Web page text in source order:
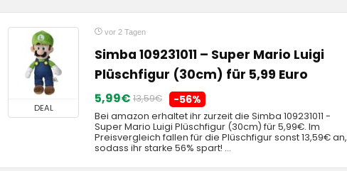
DEAL
vor 2 Tagen
Simba 109231011 – Super Mario Luigi
Plüschfigur (30cm) für 5,99 Euro
5,99€ 13,59€ -56%
Bei amazon erhaltet ihr zurzeit die Simba 109231011 -
Super Mario Luigi Plüschfigur (30cm) für 5,99€. Im
Preisvergleich fallen für die Plüschfigur sonst 13,59€ an,
sodass ihr starke 56% spart! ...